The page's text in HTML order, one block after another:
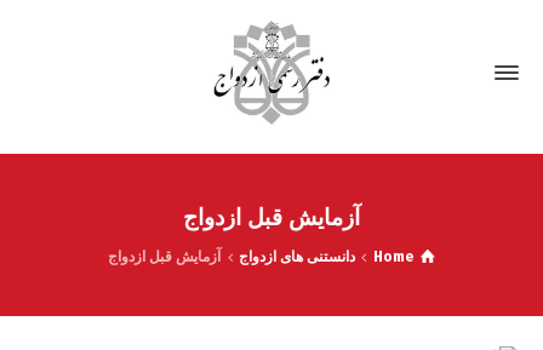
آزمایش قبل ازدواج
Home دانستنی های ازدواج آزمایش قبل ازدواج